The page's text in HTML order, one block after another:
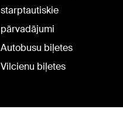
starptautiskie
pārvadājumi
Autobusu biļetes
Vilcienu biļetes